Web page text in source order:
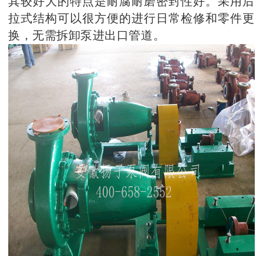
拉式结构可以很方便的进行日常检修和零件更
换，无需拆卸泵进出口管道。